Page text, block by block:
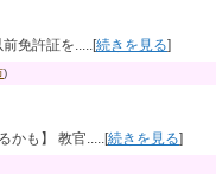
免許証を.....[続きを見る]
)
かも】 教官.....[続きを見る]